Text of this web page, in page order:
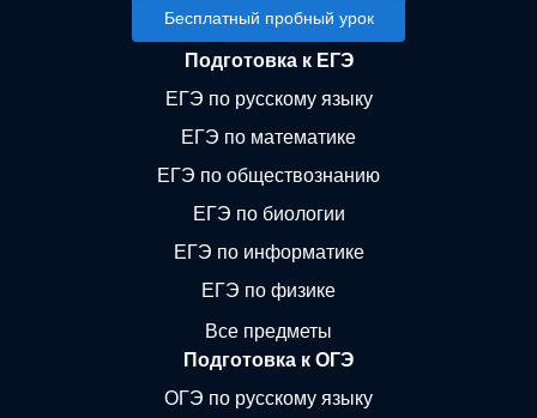
Бесплатный пробный урок
Подготовка к ЕГЭ
ЕГЭ по русскому языку
ЕГЭ по математике
ЕГЭ по обществознанию
ЕГЭ по биологии
ЕГЭ по информатике
ЕГЭ по физике
Все предметы
Подготовка к ОГЭ
ОГЭ по русскому языку